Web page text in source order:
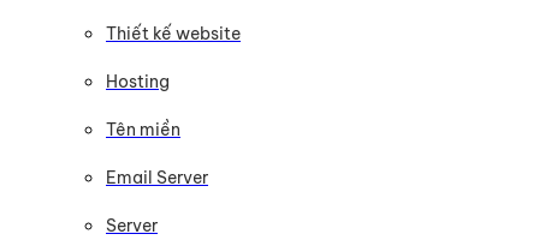
Thiết kế website
Hosting
Tên miền
Email Server
Server